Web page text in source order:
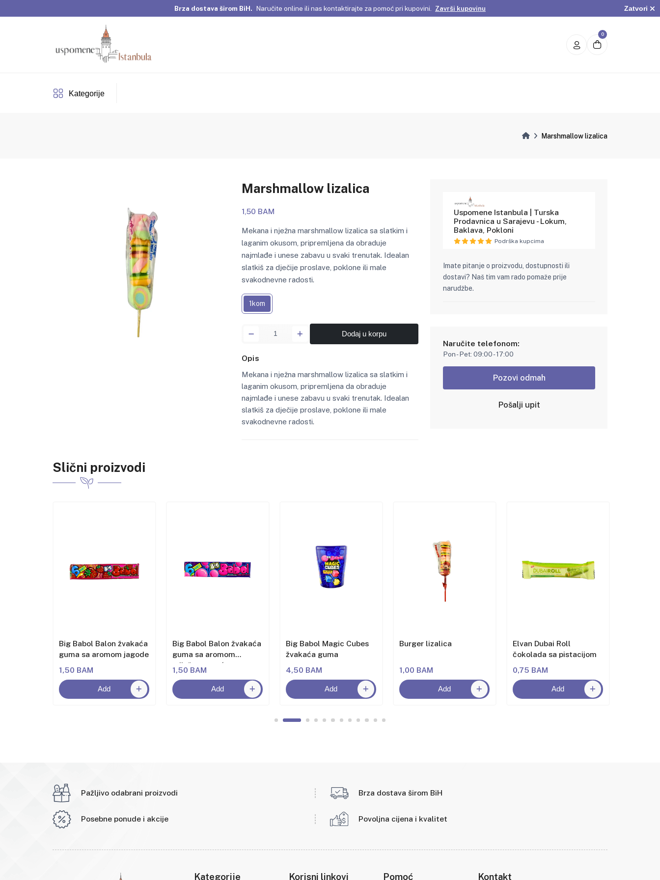
Brza dostava širom BiH. Naručite online ili nas kontaktirajte za pomoć pri kupovini.
Završi kupovinu
Dobrodošli u Uspomene Istanbula! Pažljivo odabrani proizvodi i posebne ponude za vas. Pogledaj ponudu
Zatvori
0
Kategorije
Marshmallow lizalica
Marshmallow lizalica
1,50 BAM
Mekana i nježna marshmallow lizalica sa slatkim i
laganim okusom, pripremljena da obraduje
najmlađe i unese zabavu u svaki trenutak. Idealan
slatkiš za dječije proslave, poklone ili male
svakodnevne radosti.
1kom
Dodaj u korpu
Opis
Mekana i nježna marshmallow lizalica sa slatkim i
laganim okusom, pripremljena da obraduje
najmlađe i unese zabavu u svaki trenutak. Idealan
slatkiš za dječije proslave, poklone ili male
svakodnevne radosti.
Uspomene Istanbula | Turska
Prodavnica u Sarajevu - Lokum,
Baklava, Pokloni
Podrška kupcima
Imate pitanje o proizvodu, dostupnosti ili
dostavi? Naš tim vam rado pomaže prije
narudžbe.
Naručite telefonom:
Pon - Pet: 09:00 - 17:00
Pozovi odmah
Pošalji upit
Slični proizvodi
Big Babol Balon žvakaća
guma sa aromom jagode
1,50 BAM
Add
Big Babol Balon žvakaća
guma sa aromom
miješanog voća
1,50 BAM
Add
Big Babol Magic Cubes
žvakaća guma
4,50 BAM
Add
Burger lizalica
1,00 BAM
Add
Elvan Dubai Roll
čokolada sa pistacijom
0,75 BAM
Add
Pažljivo odabrani proizvodi Brza dostava širom BiH
Posebne ponude i akcije Povoljna cijena i kvalitet
Kategorije Korisni linkovi Pomoć Kontakt